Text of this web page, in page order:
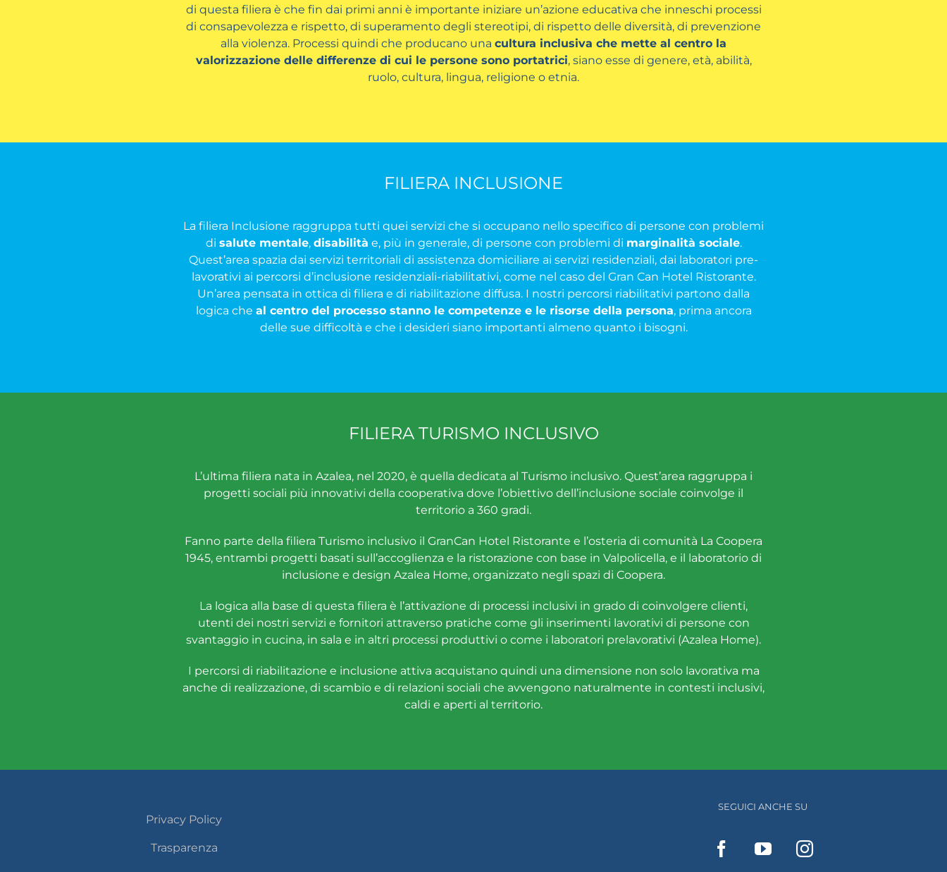
di questa filiera è che fin dai primi anni è importante iniziare un’azione educativa che inneschi processi
di consapevolezza e rispetto, di superamento degli stereotipi, di rispetto delle diversità, di prevenzione
alla violenza. Processi quindi che producano una cultura inclusiva che mette al centro la
valorizzazione delle differenze di cui le persone sono portatrici, siano esse di genere, età, abilità,
ruolo, cultura, lingua, religione o etnia.
FILIERA INCLUSIONE
La filiera Inclusione raggruppa tutti quei servizi che si occupano nello specifico di persone con problemi
di salute mentale, disabilità e, più in generale, di persone con problemi di marginalità sociale.
Quest’area spazia dai servizi territoriali di assistenza domiciliare ai servizi residenziali, dai laboratori pre-
lavorativi ai percorsi d’inclusione residenziali-riabilitativi, come nel caso del Gran Can Hotel Ristorante.
Un’area pensata in ottica di filiera e di riabilitazione diffusa. I nostri percorsi riabilitativi partono dalla
logica che al centro del processo stanno le competenze e le risorse della persona, prima ancora
delle sue difficoltà e che i desideri siano importanti almeno quanto i bisogni.
FILIERA TURISMO INCLUSIVO
L’ultima filiera nata in Azalea, nel 2020, è quella dedicata al Turismo inclusivo. Quest’area raggruppa i
progetti sociali più innovativi della cooperativa dove l’obiettivo dell’inclusione sociale coinvolge il
territorio a 360 gradi.
Fanno parte della filiera Turismo inclusivo il GranCan Hotel Ristorante e l’osteria di comunità La Coopera
1945, entrambi progetti basati sull’accoglienza e la ristorazione con base in Valpolicella, e il laboratorio di
inclusione e design Azalea Home, organizzato negli spazi di Coopera.
La logica alla base di questa filiera è l’attivazione di processi inclusivi in grado di coinvolgere clienti,
utenti dei nostri servizi e fornitori attraverso pratiche come gli inserimenti lavorativi di persone con
svantaggio in cucina, in sala e in altri processi produttivi o come i laboratori prelavorativi (Azalea Home).
I percorsi di riabilitazione e inclusione attiva acquistano quindi una dimensione non solo lavorativa ma
anche di realizzazione, di scambio e di relazioni sociali che avvengono naturalmente in contesti inclusivi,
caldi e aperti al territorio.
Privacy Policy
Trasparenza
SEGUICI ANCHE SU